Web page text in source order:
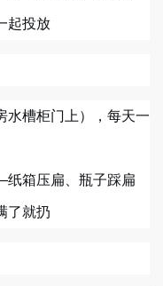
起投放
水槽柜门上），每天一
箱压扁、瓶子踩扁
了就扔